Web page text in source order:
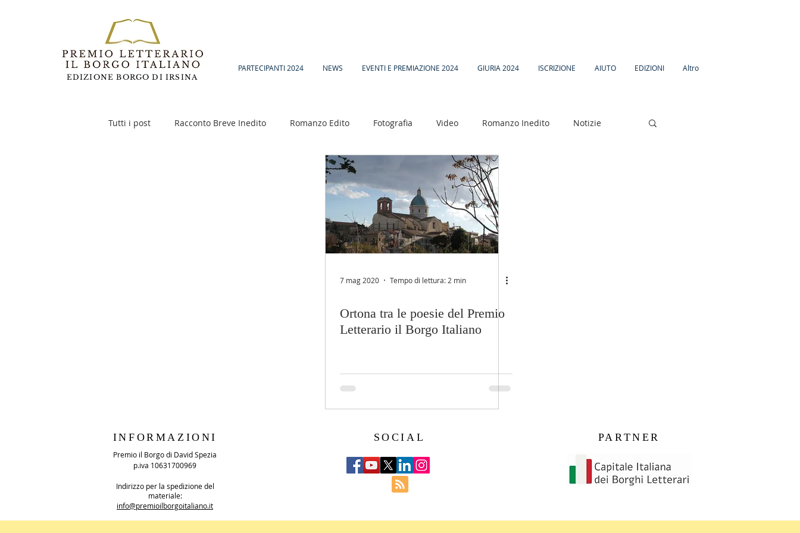
EDIZIONE BORGO DI IRSINA
PARTECIPANTI 2024 NEWS EVENTI E PREMIAZIONE 2024 GIURIA 2024 ISCRIZIONE AIUTO EDIZIONI Altro
Tutti i post Racconto Breve Inedito Romanzo Edito Fotografia Video Romanzo Inedito Notizie
7 mag 2020 Tempo di lettura: 2 min
Ortona tra le poesie del Premio
Letterario il Borgo Italiano
INFORMAZIONI
Premio il Borgo di David Spezia
p.iva 10631700969
Indirizzo per la spedizione del
materiale:
info@premioilborgoitaliano.it
SOCIAL PARTNER